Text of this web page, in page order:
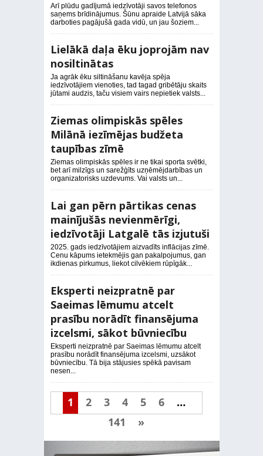
Arī plūdu gadījumā iedzīvotāji savos telefonos
saņems brīdinājumus. Šūnu apraide Latvijā sāka
darboties pagājušā gada vidū, un jau šoziem...
Lielākā daļa ēku joprojām nav
nosiltinātas
Ja agrāk ēku siltināšanu kavēja spēja
iedzīvotājiem vienoties, tad tagad gribētāju skaits
jūtami audzis, taču visiem vairs nepietiek valsts...
Ziemas olimpiskās spēles
Milānā iezīmējas budžeta
taupības zīmē
Ziemas olimpiskās spēles ir ne tikai sporta svētki,
bet arī milzīgs un sarežģīts uzņēmējdarbības un
organizatorisks uzdevums. Vai valsts un...
Lai gan pērn pārtikas cenas
mainījušās nevienmērīgi,
iedzīvotāji Latgalē tās izjutuši
2025. gads iedzīvotājiem aizvadīts inflācijas zīmē.
Cenu kāpums ietekmējis gan pakalpojumus, gan
ikdienas pirkumus, liekot cilvēkiem rūpīgāk...
Eksperti neizpratnē par
Saeimas lēmumu atcelt
prasību norādīt finansējuma
izcelsmi, sākot būvniecību
Eksperti neizpratnē par Saeimas lēmumu atcelt
prasību norādīt finansējuma izcelsmi, uzsākot
būvniecību. Tā bija stājusies spēkā pavisam
nesen...
1 2 3 4 5 6
…
141
»